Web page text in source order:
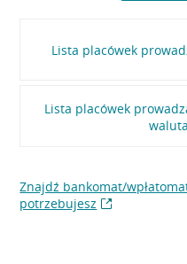
Lista placówek
Lista placówek
Znajdź bankomat/
potrzebujesz